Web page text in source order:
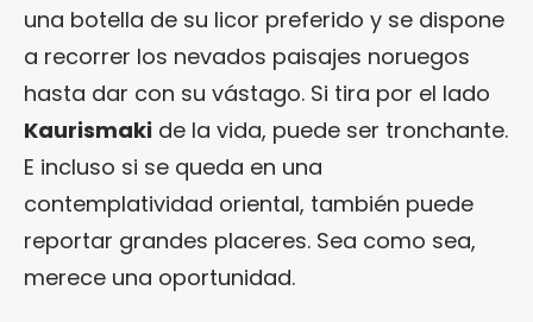
una botella de su licor preferido y se dispone
a recorrer los nevados paisajes noruegos
hasta dar con su vástago. Si tira por el lado
Kaurismaki de la vida, puede ser tronchante.
E incluso si se queda en una
contemplatividad oriental, también puede
reportar grandes placeres. Sea como sea,
merece una oportunidad.